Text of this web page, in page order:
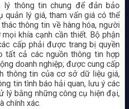
lý thông tin chung để đản bảo
quản lý giá, tham vấn giá có thể
thông tin về hàng hóa, người
mọi khía cạnh cần thiết. Bộ phận
cấp phải được trang bị quyền
tất cả các nguồn thông tin hợp
doanh nghiệp; được cung cấp
thông tin của cơ sở dữ liệu giá,
tin tình báo hải quan, lưu ý các
lý bằng những công cụ hiện đại,
chính xác.